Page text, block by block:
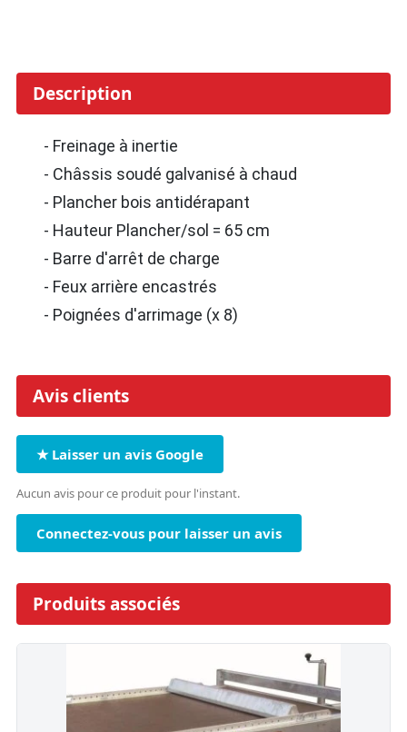
Description
- Freinage à inertie
- Châssis soudé galvanisé à chaud
- Plancher bois antidérapant
- Hauteur Plancher/sol = 65 cm
- Barre d'arrêt de charge
- Feux arrière encastrés
- Poignées d'arrimage (x 8)
Avis clients
★ Laisser un avis Google
Aucun avis pour ce produit pour l'instant.
Connectez-vous pour laisser un avis
Produits associés